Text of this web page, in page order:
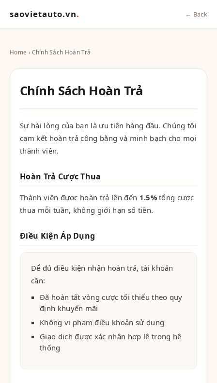
saovietauto.vn. ← Back
Home › Chính Sách Hoàn Trả
Chính Sách Hoàn Trả
Sự hài lòng của bạn là ưu tiên hàng đầu. Chúng tôi
cam kết hoàn trả công bằng và minh bạch cho mọi
thành viên.
Hoàn Trả Cược Thua
Thành viên được hoàn trả lên đến 1.5%tổng cược
thua mỗi tuần, không giới hạn số tiền.
Điều Kiện Áp Dụng
Để đủ điều kiện nhận hoàn trả, tài khoản
cần:
Đã hoàn tất vòng cược tối thiểu theo quy
định khuyến mãi
Không vi phạm điều khoản sử dụng
Giao dịch được xác nhận hợp lệ trong hệ
thống